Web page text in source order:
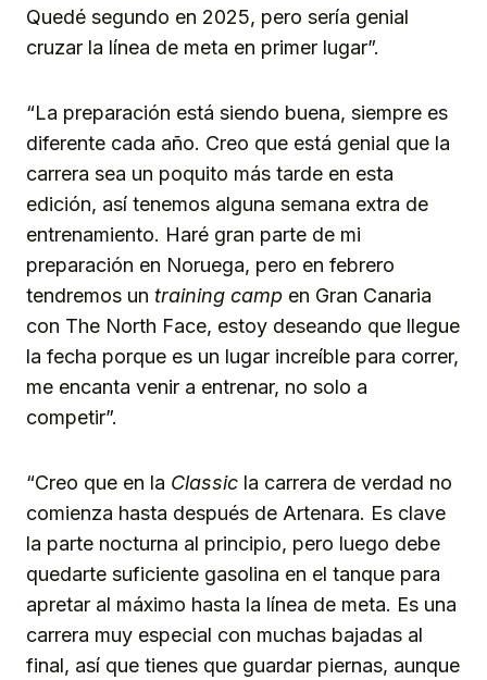
Quedé segundo en 2025, pero sería genial
cruzar la línea de meta en primer lugar”.
“La preparación está siendo buena, siempre es
diferente cada año. Creo que está genial que la
carrera sea un poquito más tarde en esta
edición, así tenemos alguna semana extra de
entrenamiento. Haré gran parte de mi
preparación en Noruega, pero en febrero
tendremos un training camp en Gran Canaria
con The North Face, estoy deseando que llegue
la fecha porque es un lugar increíble para correr,
me encanta venir a entrenar, no solo a
competir”.
“Creo que en la Classic la carrera de verdad no
comienza hasta después de Artenara. Es clave
la parte nocturna al principio, pero luego debe
quedarte suficiente gasolina en el tanque para
apretar al máximo hasta la línea de meta. Es una
carrera muy especial con muchas bajadas al
final, así que tienes que guardar piernas, aunque